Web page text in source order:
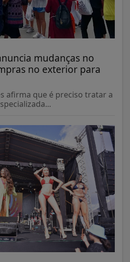
mudanças no
no exterior para
afirma que é preciso tratar a